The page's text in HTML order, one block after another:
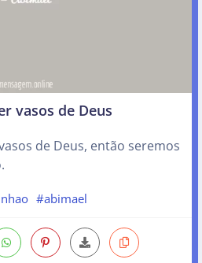
vasos de Deus
de Deus, então seremos
#abimael